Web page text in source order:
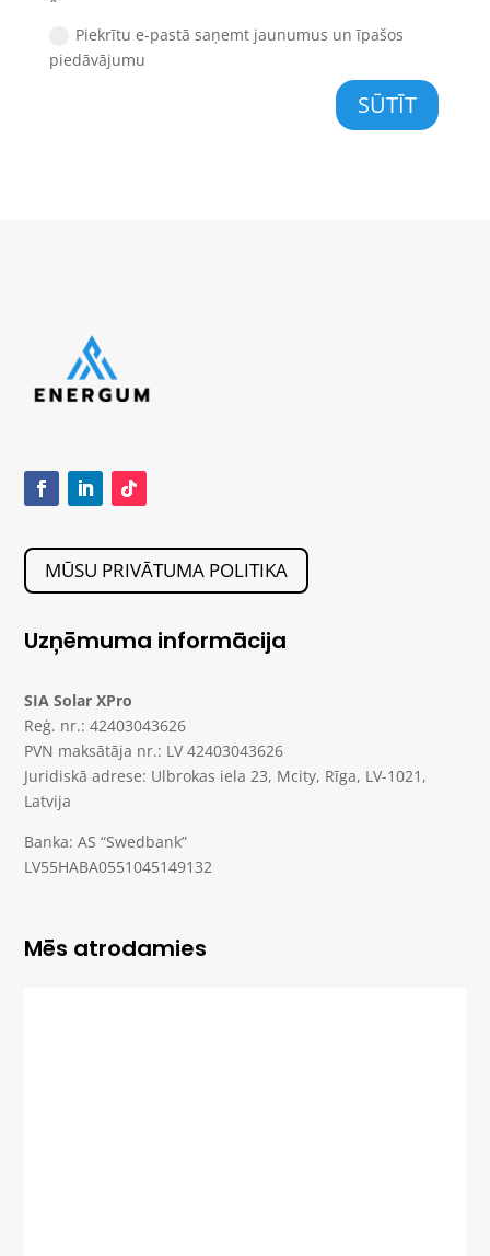
Piekrītu e-pastā saņemt jaunumus un īpašos
piedāvājumu
SŪTĪT
MŪSU PRIVĀTUMA POLITIKA
Uzņēmuma informācija
SIA Solar XPro
Reģ. nr.: 42403043626
PVN maksātāja nr.: LV 42403043626
Juridiskā adrese: Ulbrokas iela 23, Mcity, Rīga, LV-1021,
Latvija
Banka: AS “Swedbank”
LV55HABA0551045149132
Mēs atrodamies